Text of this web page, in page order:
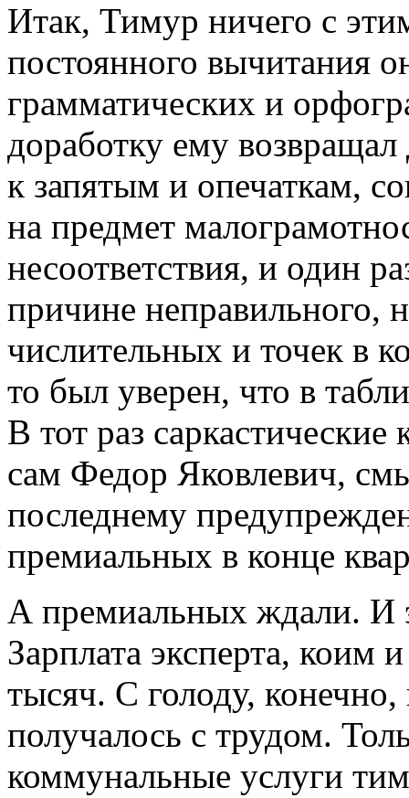
Итак, Тимур ничего с
постоянного вычитания
грамматических и
доработку ему
к запятым и опечаткам,
на предмет
несоответствия, и один
причине неправильного,
числительных и точек в
то был уверен, что в
В тот раз
сам Федор Яковлевич,
последнему
премиальных в конце
А премиальных ждали. И
Зарплата эксперта, коим
тысяч. С голоду,
получалось с трудом.
коммунальные услуги